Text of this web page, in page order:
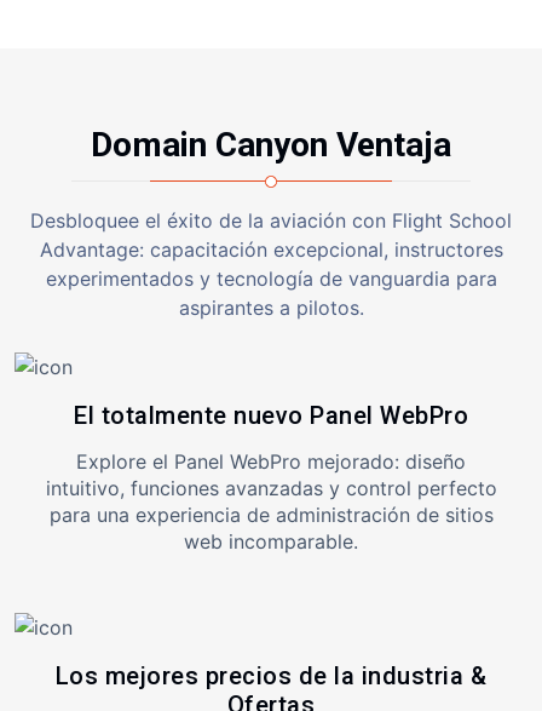
Domain Canyon Ventaja
Desbloquee el éxito de la aviación con Flight School
Advantage: capacitación excepcional, instructores
experimentados y tecnología de vanguardia para
aspirantes a pilotos.
El totalmente nuevo Panel WebPro
Explore el Panel WebPro mejorado: diseño
intuitivo, funciones avanzadas y control perfecto
para una experiencia de administración de sitios
web incomparable.
Los mejores precios de la industria &
Ofertas